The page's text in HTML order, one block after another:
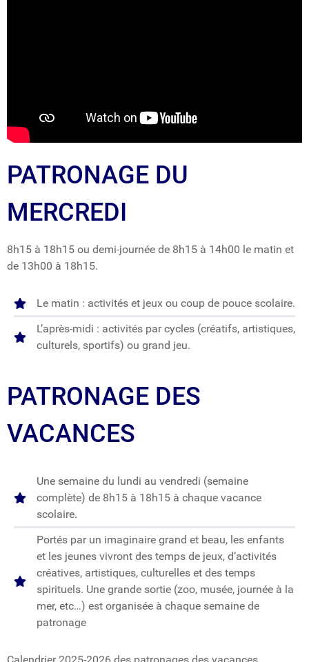
PATRONAGE DU
MERCREDI
8h15 à 18h15 ou demi-journée de 8h15 à 14h00 le matin et
de 13h00 à 18h15.
Le matin : activités et jeux ou coup de pouce scolaire.
L’après-midi : activités par cycles (créatifs, artistiques,
culturels, sportifs) ou grand jeu.
PATRONAGE DES
VACANCES
Une semaine du lundi au vendredi (semaine
complète) de 8h15 à 18h15 à chaque vacance
scolaire.
Portés par un imaginaire grand et beau, les enfants
et les jeunes vivront des temps de jeux, d’activités
créatives, artistiques, culturelles et des temps
spirituels. Une grande sortie (zoo, musée, journée à la
mer, etc…) est organisée à chaque semaine de
patronage
Calendrier 2025-2026 des patronages des vacances